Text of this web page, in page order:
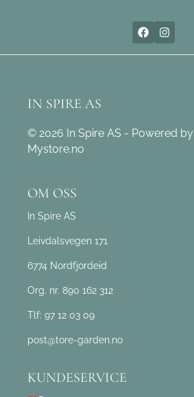
IN SPIRE AS
© 2026 In Spire AS - Powered by
Mystore.no
OM OSS
In Spire AS
Leivdalsvegen 171
6774 Nordfjordeid
Org. nr. 890 162 312
Tlf: 97 12 03 09
post@tore-garden.no
KUNDESERVICE